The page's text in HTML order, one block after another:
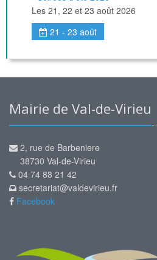
Les 21, 22 et 23 août 2026
21 - 23 août
Mairie de Val-de-Virieu
2, rue de Barbeniere
38730 Val-de-Virieu
04 74 88 21 42
secretariat@valdevirieu.fr
Facebook